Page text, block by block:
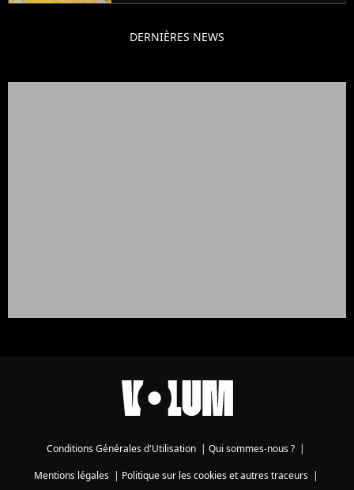
DERNIÈRES NEWS
Conditions Générales d'Utilisation | Qui sommes-nous ? |
Mentions légales| Politique sur les cookies et autres traceurs|